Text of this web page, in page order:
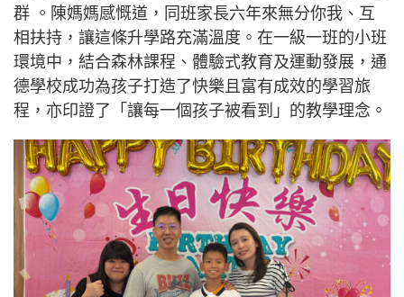
群 。陳媽媽感慨道，同班家長六年來無分你我、互
相扶持，讓這條升學路充滿溫度。在一級一班的小班
環境中，結合森林課程、體驗式教育及運動發展，通
德學校成功為孩子打造了快樂且富有成效的學習旅
程，亦印證了「讓每一個孩子被看到」的教學理念。